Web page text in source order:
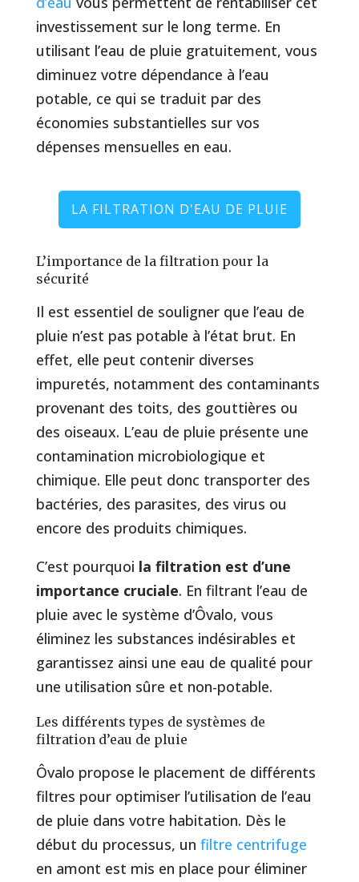
investissement sur le long terme. En
utilisant l’eau de pluie gratuitement, vous
diminuez votre dépendance à l’eau
potable, ce qui se traduit par des
économies substantielles sur vos
dépenses mensuelles en eau.
LA FILTRATION D'EAU DE PLUIE
L’importance de la filtration pour la
sécurité
Il est essentiel de souligner que l’eau de
pluie n’est pas potable à l’état brut. En
effet, elle peut contenir diverses
impuretés, notamment des contaminants
provenant des toits, des gouttières ou
des oiseaux. L’eau de pluie présente une
contamination microbiologique et
chimique. Elle peut donc transporter des
bactéries, des parasites, des virus ou
encore des produits chimiques.
C’est pourquoi la filtration est d’une
importance cruciale. En filtrant l’eau de
pluie avec le système d’Ôvalo, vous
éliminez les substances indésirables et
garantissez ainsi une eau de qualité pour
une utilisation sûre et non-potable.
Les différents types de systèmes de
filtration d’eau de pluie
Ôvalo propose le placement de différents
filtres pour optimiser l’utilisation de l’eau
de pluie dans votre habitation. Dès le
début du processus, un filtre centrifuge
en amont est mis en place pour éliminer